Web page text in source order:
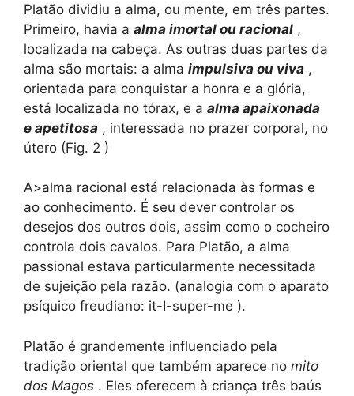
Platão dividiu a alma, ou mente, em três partes.
Primeiro, havia a alma imortal ou racional ,
localizada na cabeça. As outras duas partes da
alma são mortais: a alma impulsiva ou viva ,
orientada para conquistar a honra e a glória,
está localizada no tórax, e a alma apaixonada
e apetitosa , interessada no prazer corporal, no
útero (Fig. 2 )
A>alma racional está relacionada às formas e
ao conhecimento. É seu dever controlar os
desejos dos outros dois, assim como o cocheiro
controla dois cavalos. Para Platão, a alma
passional estava particularmente necessitada
de sujeição pela razão. (analogia com o aparato
psíquico freudiano: it-I-super-me ).
Platão é grandemente influenciado pela
tradição oriental que também aparece no mito
dos Magos . Eles oferecem à criança três baús